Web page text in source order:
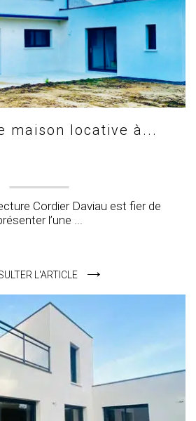
maison locative à...
Cordier Daviau est fier de
l’une ...
L'ARTICLE